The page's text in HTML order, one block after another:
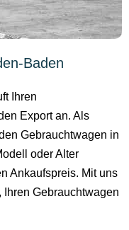
Baden
Ihren
Export an. Als
Gebrauchtwagen in
oder Alter
Ankaufspreis. Mit uns
Gebrauchtwagen